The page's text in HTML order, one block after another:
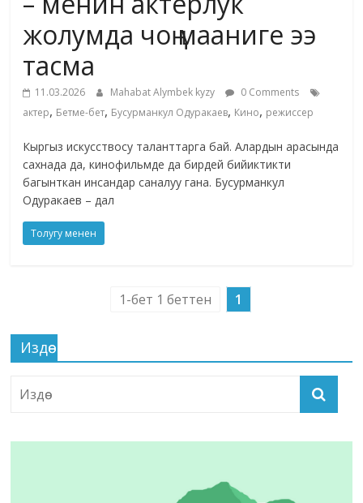
жолумда чоң мааниге ээ
тасма
11.03.2026 Mahabat Alymbek kyzy
0 Comments
актер, Бетме-бет, Бусурманкул Одуракаев, Кино, режиссер
Кыргыз искусствосу таланттарга бай. Алардын арасында
сахнада да, кинофильмде да бирдей бийиктикти
багынткан инсандар саналуу гана. Бусурманкул
Одуракаев – дал
Толугу менен
1-бет 1 беттен 1
Издөө